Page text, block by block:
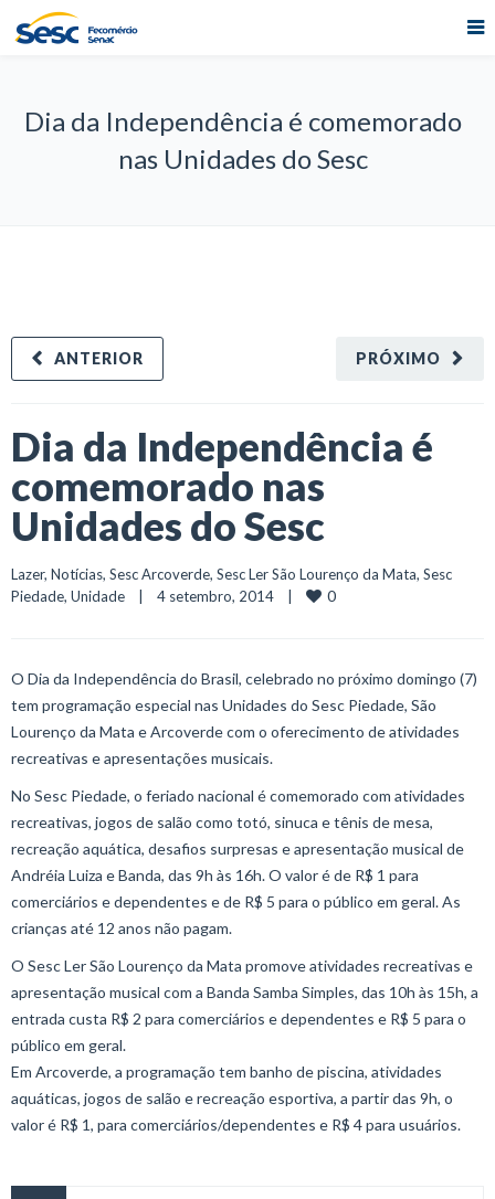
Dia da Independência é comemorado
nas Unidades do Sesc
PRÓXIMO
ANTERIOR
Dia da Independência é
comemorado nas
Unidades do Sesc
Lazer, Notícias, Sesc Arcoverde, Sesc Ler São Lourenço da Mata, Sesc
Piedade, Unidade
    |    4 setembro, 2014    |
0
O Dia da Independência do Brasil, celebrado no próximo domingo (7)
tem programação especial nas Unidades do Sesc Piedade, São
Lourenço da Mata e Arcoverde com o oferecimento de atividades
recreativas e apresentações musicais.
No Sesc Piedade, o feriado nacional é comemorado com atividades
recreativas, jogos de salão como totó, sinuca e tênis de mesa,
recreação aquática, desafios surpresas e apresentação musical de
Andréia Luiza e Banda, das 9h às 16h. O valor é de R$ 1 para
comerciários e dependentes e de R$ 5 para o público em geral. As
crianças até 12 anos não pagam.
O Sesc Ler São Lourenço da Mata promove atividades recreativas e
apresentação musical com a Banda Samba Simples, das 10h às 15h, a
entrada custa R$ 2 para comerciários e dependentes e R$ 5 para o
público em geral.
Em Arcoverde, a programação tem banho de piscina, atividades
aquáticas, jogos de salão e recreação esportiva, a partir das 9h, o
valor é R$ 1, para comerciários/dependentes e R$ 4 para usuários.